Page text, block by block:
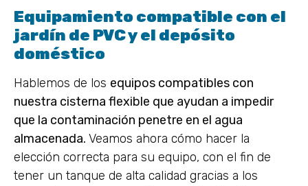
Equipamiento compatible con el
jardín de PVC y el depósito
doméstico
Hablemos de los equipos compatibles con
nuestra cisterna flexible que ayudan a impedir
que la contaminación penetre en el agua
almacenada. Veamos ahora cómo hacer la
elección correcta para su equipo, con el fin de
tener un tanque de alta calidad gracias a los